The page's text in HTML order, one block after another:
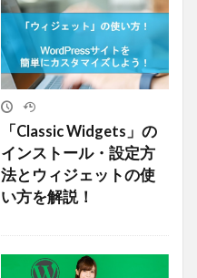
「Classic Widgets」の
インストール・設定方
法とウィジェットの使
い方を解説！